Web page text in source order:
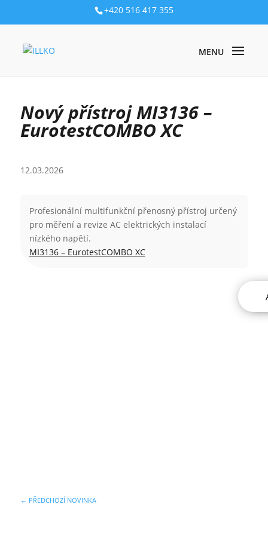
+420 516 417 355
NOVINKY/ NOVÝ PŘÍSTROJ MI3136 – EUROTESTCOMBO XC
Nový přístroj MI3136 –
EurotestCOMBO XC
12.03.2026
Profesionální multifunkční přenosný přístroj určený
pro měření a revize AC elektrických instalací
nízkého napětí.
MI3136 – EurotestCOMBO XC
← PŘEDCHOZÍ NOVINKA